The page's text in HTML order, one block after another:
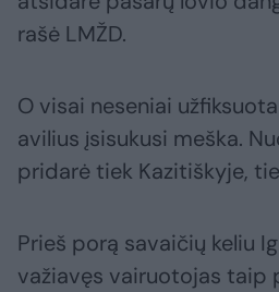
rašė LMŽD.
O visai neseniai
avilius įsisukusi meška.
pridarė tiek Kazitiškyje,
Prieš porą savaičių keliu
važiavęs vairuotojas taip